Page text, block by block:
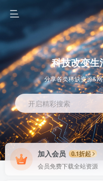
OS教程
科技改变生
分享各类稀缺资源&
开启精彩搜索
加入会员
0.1折起
会员免费下载全站资源